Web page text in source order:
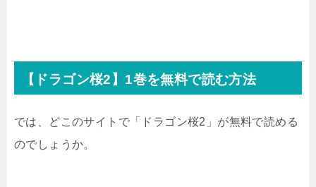
【ドラゴン桜2】1巻を無料で読む方法
では、どこのサイトで「ドラゴン桜2」が無料で読める
のでしょうか。